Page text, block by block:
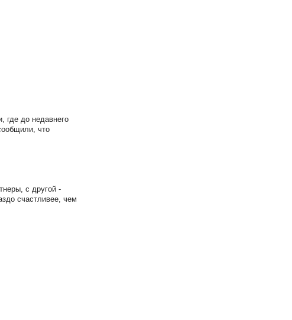
где до недавнего
что
с другой -
счастливее, чем